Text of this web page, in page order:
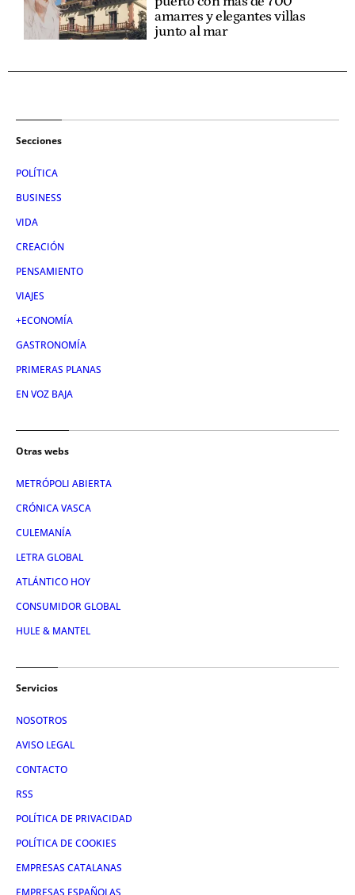
amarres y elegantes villas
junto al mar
Secciones
POLÍTICA
BUSINESS
VIDA
CREACIÓN
PENSAMIENTO
VIAJES
+ECONOMÍA
GASTRONOMÍA
PRIMERAS PLANAS
EN VOZ BAJA
Otras webs
METRÓPOLI ABIERTA
CRÓNICA VASCA
CULEMANÍA
LETRA GLOBAL
ATLÁNTICO HOY
CONSUMIDOR GLOBAL
HULE & MANTEL
Servicios
NOSOTROS
AVISO LEGAL
CONTACTO
RSS
POLÍTICA DE PRIVACIDAD
POLÍTICA DE COOKIES
EMPRESAS CATALANAS